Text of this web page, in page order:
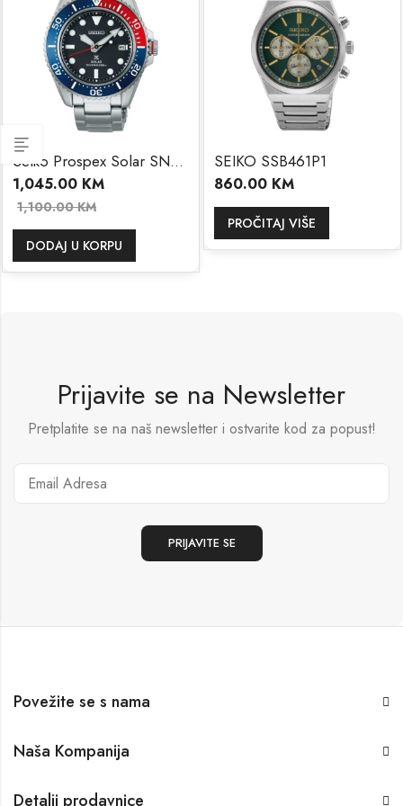
Seiko Prospex Solar SNE591P1
1,045.00 KM
1,100.00KM
DODAJ U KORPU
SEIKO SSB461P1
860.00 KM
PROČITAJ VIŠE
Prijavite se na Newsletter
Pretplatite se na naš newsletter i ostvarite kod za popust!
Povežite se s nama
Naša Kompanija
Detalji prodavnice